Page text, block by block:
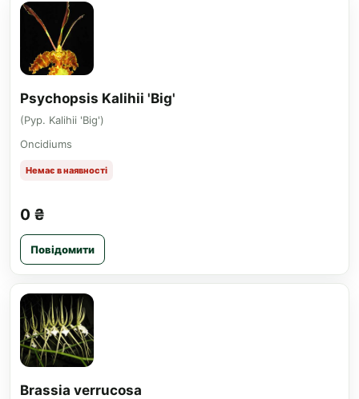
Psychopsis Kalihii 'Big'
(Pyp. Kalihii 'Big')
Oncidiums
Немає в наявності
0 ₴
Повідомити
Brassia verrucosa